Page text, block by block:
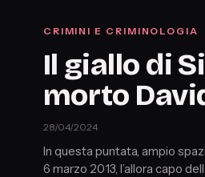
CRIMINI E CRIMINOLOGIA
Il giallo di
morto
28/04/2024
In questa puntata, ampio
6 marzo 2013, l’allora capo